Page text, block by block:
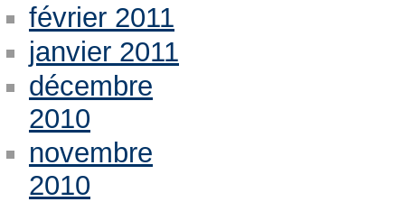
février 2011
janvier 2011
décembre
2010
novembre
2010